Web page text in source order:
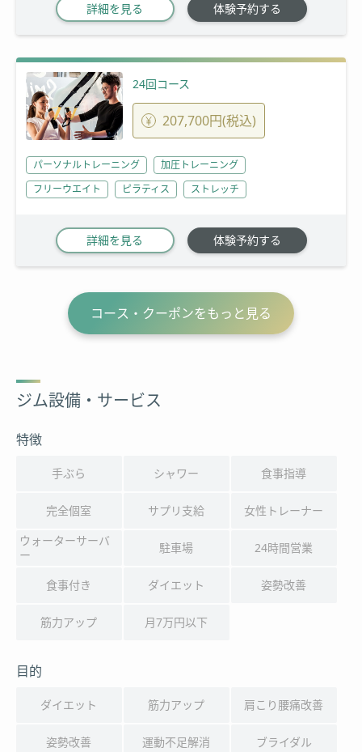
詳細を見る 体験予約する
24回コース
207,700円(税込)
パーソナルトレーニング
加圧トレーニング
フリーウエイト
ピラティス ストレッチ
詳細を見る 体験予約する
コース・クーポンをもっと見る
ジム設備・サービス
特徴
手ぶら シャワー 食事指導
完全個室 サプリ支給
女性トレーナー
ウォーターサーバ
ー
駐車場 24時間営業
食事付き ダイエット 姿勢改善
筋力アップ 月7万円以下
目的
ダイエット 筋力アップ 肩こり腰痛改善
姿勢改善 運動不足解消 ブライダル